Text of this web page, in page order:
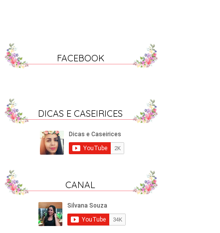
FACEBOOK
DICAS E CASEIRICES
CANAL